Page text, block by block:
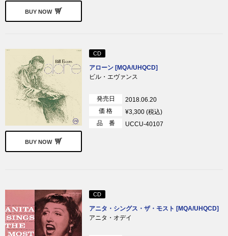
BUY NOW
BUY NOW
CD
アローン [MQA/UHQCD]
ビル・エヴァンス
発売日
2018.06.20
価 格
¥3,300 (税込)
品 番
UCCU-40107
CD
アニタ・シングス・ザ・モスト [MQA/UHQCD]
アニタ・オデイ